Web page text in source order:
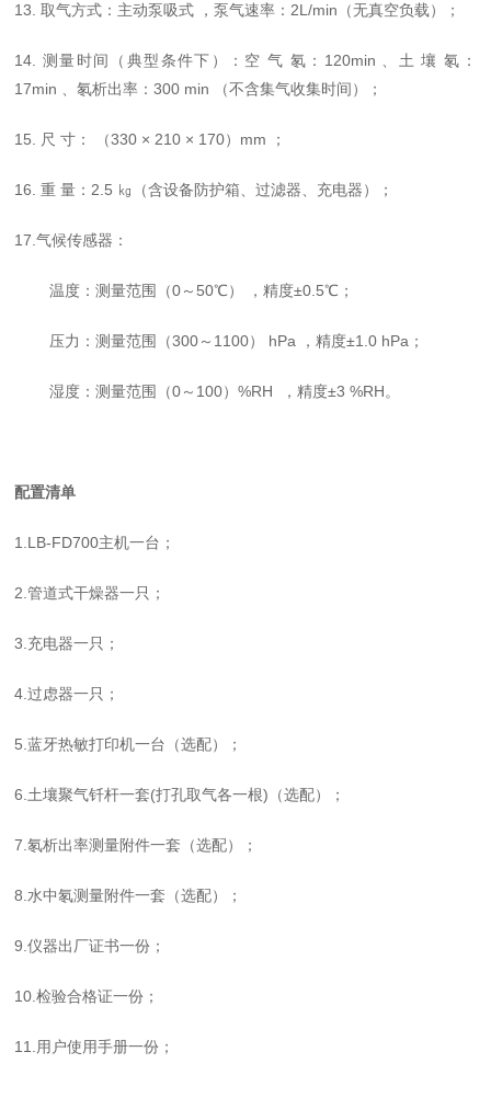
13. 取气方式：主动泵吸式 ，泵气速率：2L/min（无真空负载）；
14. 测量时间（典型条件下）：空 气 氡：120min 、土 壤 氡：
17min 、氡析出率：300 min （不含集气收集时间）；
15. 尺 寸： （330 × 210 × 170）mm ；
16. 重 量：2.5 ㎏（含设备防护箱、过滤器、充电器）；
17.气候传感器：
温度：测量范围（0～50℃） ，精度±0.5℃；
压力：测量范围（300～1100） hPa ，精度±1.0 hPa；
湿度：测量范围（0～100）%RH ，精度±3 %RH。
配置清单
1.LB-FD700主机一台；
2.管道式干燥器一只；
3.充电器一只；
4.过虑器一只；
5.蓝牙热敏打印机一台（选配）；
6.土壤聚气钎杆一套(打孔取气各一根)（选配）；
7.氡析出率测量附件一套（选配）；
8.水中氡测量附件一套（选配）；
9.仪器出厂证书一份；
10.检验合格证一份；
11.用户使用手册一份；